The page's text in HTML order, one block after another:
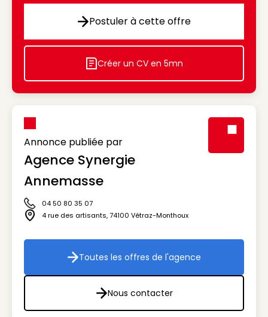
Postuler à cette offre
Postuler à cette offre
Icon decorative
Créer un CV en 5mn
Annonce publiée par
Agence Synergie
Annemasse
Icône téléphone
04 50 80 35 07
Icône adresse
4 rue des artisants,74100 Vétraz-Monthoux
Toutes les offres de l'agence
Toutes les offres de l'agence
Nous contacter
Nous contacter